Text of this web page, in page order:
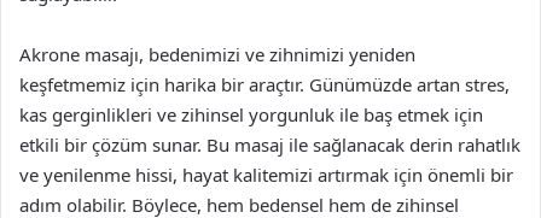
Akrone masajı, bedenimizi ve zihnimizi yeniden
keşfetmemiz için harika bir araçtır. Günümüzde artan stres,
kas gerginlikleri ve zihinsel yorgunluk ile baş etmek için
etkili bir çözüm sunar. Bu masaj ile sağlanacak derin rahatlık
ve yenilenme hissi, hayat kalitemizi artırmak için önemli bir
adım olabilir. Böylece, hem bedensel hem de zihinsel